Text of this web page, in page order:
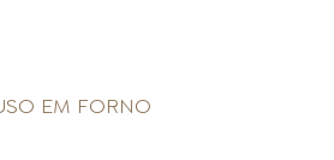
EM FORNO